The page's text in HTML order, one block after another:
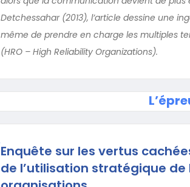
Detchessahar (2013), l’article dessine une
même de prendre en charge les multiples
(HRO – High Reliability Organizations).
Enquête sur les vertus
de l’utilisation stratégique